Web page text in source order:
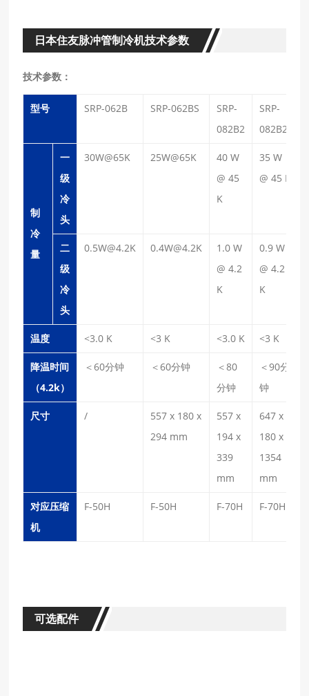
日本住友脉冲管制冷机技术参数
技术参数：
型号 SRP-062B SRP-062BS
SRP-
082B2
SRP-
082B2S
制
冷
量
一
级
冷
头
30W@65K 25W@65K
40 W
@ 45
K
35 W
@ 45 K
二
级
冷
头
0.5W@4.2K 0.4W@4.2K
1.0 W
@ 4.2
K
0.9 W
@ 4.2
K
温度 <3.0 K <3 K <3.0 K <3 K
降温时间
（4.2k）
＜60分钟 ＜60分钟
＜80
分钟
＜90分
钟
尺寸 /
557 x 180 x
294 mm
557 x
194 x
339
mm
647 x
180 x
1354
mm
对应压缩
机
F-50H F-50H F-70H F-70H
可选配件